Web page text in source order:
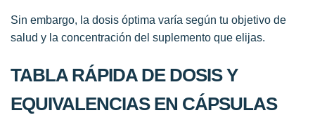
Sin embargo, la dosis óptima varía según tu objetivo de
salud y la concentración del suplemento que elijas.
TABLA RÁPIDA DE DOSIS Y
EQUIVALENCIAS EN CÁPSULAS